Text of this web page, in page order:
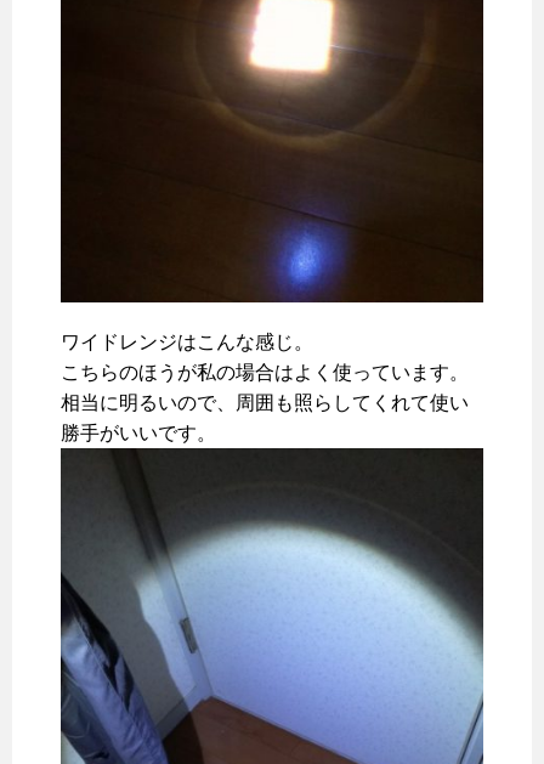
ワイドレンジはこんな感じ。
こちらのほうが私の場合はよく使っています。
相当に明るいので、周囲も照らしてくれて使い
勝手がいいです。